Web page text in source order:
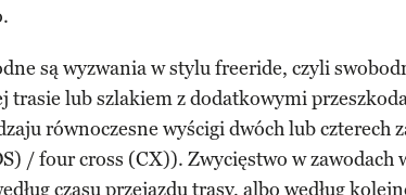
są wyzwania w stylu freeride, czyli
trasie lub szlakiem z dodatkowymi
równoczesne wyścigi dwóch lub czterech
/ four cross (CX)). Zwycięstwo w zawodach
czasu przejazdu trasy, albo według